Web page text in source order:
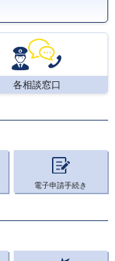
各相談窓口
電子申請手続き